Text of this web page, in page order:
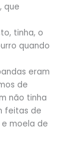
que
tinha, o
quando
eram
de
não tinha
feitas de
moela de